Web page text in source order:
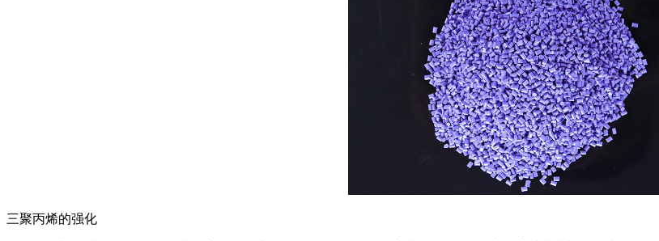
三聚丙烯的强化